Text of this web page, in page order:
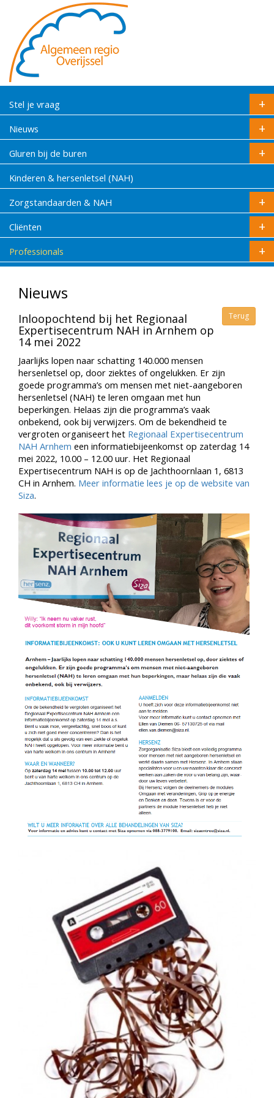
Stel je vraag
Nieuws
Gluren bij de buren
Kinderen & hersenletsel (NAH)
Zorgstandaarden & NAH
Cliënten
Professionals
Nieuws
Terug
Inloopochtend bij het Regionaal
Expertisecentrum NAH in Arnhem op
14 mei 2022
Jaarlijks lopen naar schatting 140.000 mensen
hersenletsel op, door ziektes of ongelukken. Er zijn
goede programma’s om mensen met niet-aangeboren
hersenletsel (NAH) te leren omgaan met hun
beperkingen. Helaas zijn die programma’s vaak
onbekend, ook bij verwijzers. Om de bekendheid te
vergroten organiseert het Regionaal Expertisecentrum
NAH Arnhem een informatiebijeenkomst op zaterdag 14
mei 2022, 10.00 – 12.00 uur. Het Regionaal
Expertisecentrum NAH is op de Jachthoornlaan 1 , 6813
CH in Arnhem. Meer informatie lees je op de website van
Siza.